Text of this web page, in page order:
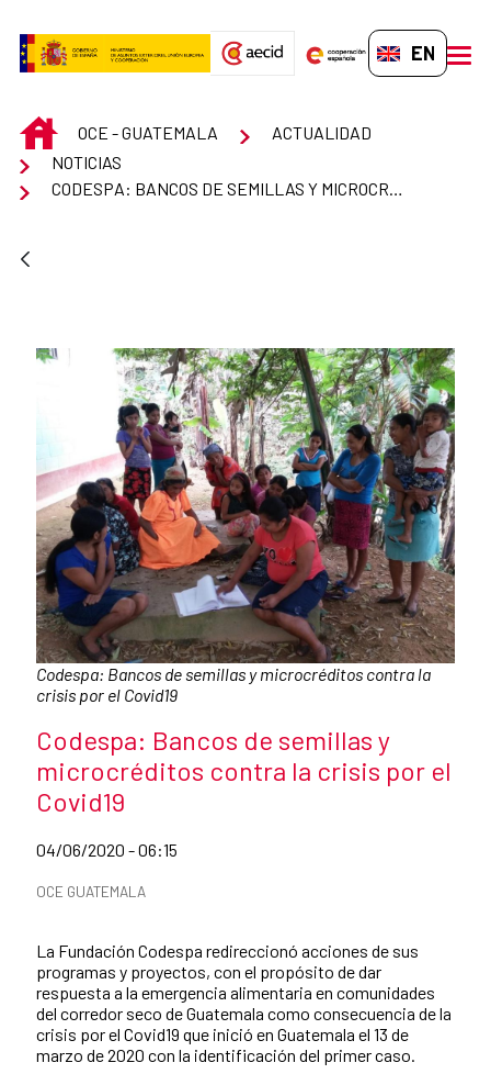
EN-GB
INICIOOCE - GUATEMALA
ACTUALIDAD
NOTICIAS
Caption:
Codespa: Bancos de semillas y microcréditos contra la
crisis por el Covid19
News title
Codespa: Bancos de semillas y
microcréditos contra la crisis por el
Covid19
Date of publication of the news item
04/06/2020 - 06:15
News categories
OCE GUATEMALA
La Fundación Codespa redireccionó acciones de sus
programas y proyectos, con el propósito de dar
respuesta a la emergencia alimentaria en comunidades
del corredor seco de Guatemala como consecuencia de la
crisis por el Covid19 que inició en Guatemala el 13 de
marzo de 2020 con la identificación del primer caso.